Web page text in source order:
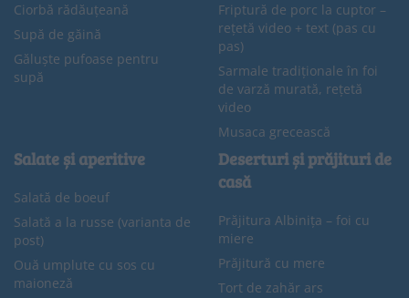
Ciorbă rădăuțeană
Supă de găină
Găluște pufoase pentru
supă
Friptură de porc la cuptor –
rețetă video + text (pas cu
pas)
Sarmale tradiționale în foi
de varză murată, rețetă
video
Musaca grecească
Salate și aperitive
Salată de boeuf
Salată a la russe (varianta de
post)
Ouă umplute cu sos cu
maioneză
Deserturi și prăjituri de
casă
Prăjitura Albinița – foi cu
miere
Prăjitură cu mere
Tort de zahăr ars